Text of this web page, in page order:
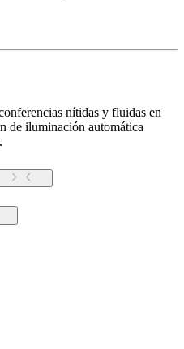
nítidas y fluidas en
de iluminación automática